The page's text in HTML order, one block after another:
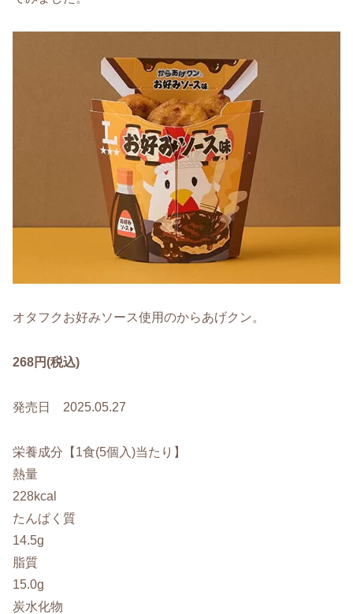
オタフクお好みソース使用のからあげクン。
268円(税込)
発売日 2025.05.27
栄養成分【1食(5個入)当たり】
熱量
228kcal
たんぱく質
14.5g
脂質
15.0g
炭水化物